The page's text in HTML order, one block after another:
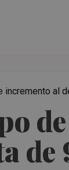
de
incremento al